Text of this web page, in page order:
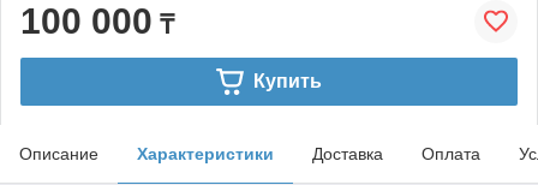
100 000 ₸
Купить
Описание Характеристики Доставка Оплата